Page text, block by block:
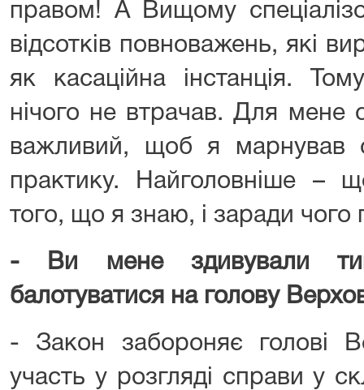
правом! А Вищому
відсотків повноважень, які
як касаційна інстанція.
нічого не втрачав. Для мене
важливий, щоб я марнував
практику. Найголовніше –
того, що я знаю, і заради чого
- Ви мене здивували
балотуватися на голову
- Закон забороняє голові
участь у розгляді справи у